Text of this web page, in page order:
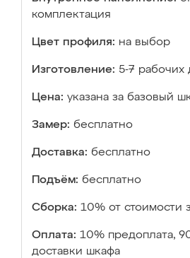
комплектация
Цвет профиля: на выбор
Изготовление: 5-7 рабочих
Цена: указана за базовый
Замер: бесплатно
Доставка: бесплатно
Подъём: бесплатно
Сборка: 10% от стоимости
Оплата: 10% предоплата,
доставки шкафа